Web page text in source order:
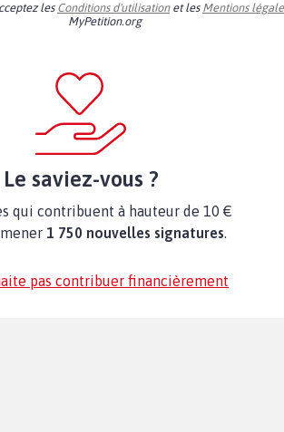
les Conditions d'utilisationet les Mentions
MyPetition.org
Le saviez-vous ?
qui contribuent à hauteur de 10 €
1 750 nouvelles signatures.
pas contribuer financièrement